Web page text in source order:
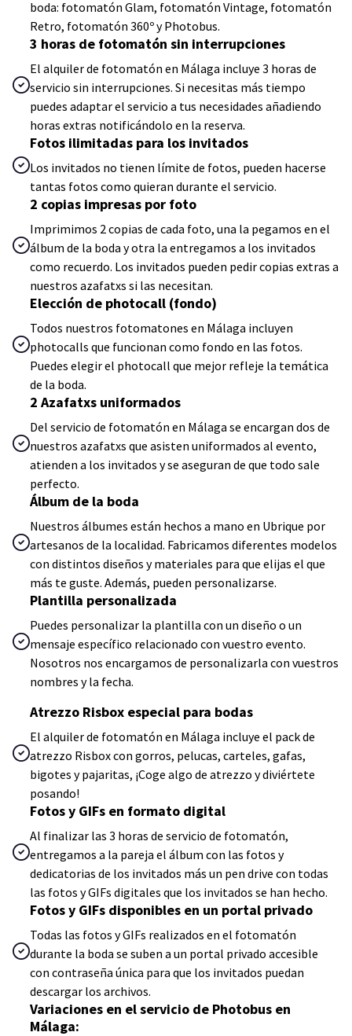
boda: fotomatón Glam, fotomatón Vintage, fotomatón
Retro, fotomatón 360º y Photobus.
3 horas de fotomatón sin interrupciones
El alquiler de fotomatón en Málaga incluye 3 horas de
servicio sin interrupciones. Si necesitas más tiempo
puedes adaptar el servicio a tus necesidades añadiendo
horas extras notificándolo en la reserva.
Fotos ilimitadas para los invitados
Los invitados no tienen límite de fotos, pueden hacerse
tantas fotos como quieran durante el servicio.
2 copias impresas por foto
Imprimimos 2 copias de cada foto, una la pegamos en el
álbum de la boda y otra la entregamos a los invitados
como recuerdo. Los invitados pueden pedir copias extras a
nuestros azafatxs si las necesitan.
Elección de photocall (fondo)
Todos nuestros fotomatones en Málaga incluyen
photocalls que funcionan como fondo en las fotos.
Puedes elegir el photocall que mejor refleje la temática
de la boda.
2 Azafatxs uniformados
Del servicio de fotomatón en Málaga se encargan dos de
nuestros azafatxs que asisten uniformados al evento,
atienden a los invitados y se aseguran de que todo sale
perfecto.
Álbum de la boda
Nuestros álbumes están hechos a mano en Ubrique por
artesanos de la localidad. Fabricamos diferentes modelos
con distintos diseños y materiales para que elijas el que
más te guste. Además, pueden personalizarse.
Plantilla personalizada
Puedes personalizar la plantilla con un diseño o un
mensaje específico relacionado con vuestro evento.
Nosotros nos encargamos de personalizarla con vuestros
nombres y la fecha.
Atrezzo Risbox especial para bodas
El alquiler de fotomatón en Málaga incluye el pack de
atrezzo Risbox con gorros, pelucas, carteles, gafas,
bigotes y pajaritas, ¡Coge algo de atrezzo y diviértete
posando!
Fotos y GIFs en formato digital
Al finalizar las 3 horas de servicio de fotomatón,
entregamos a la pareja el álbum con las fotos y
dedicatorias de los invitados más un pen drive con todas
las fotos y GIFs digitales que los invitados se han hecho.
Fotos y GIFs disponibles en un portal privado
Todas las fotos y GIFs realizados en el fotomatón
durante la boda se suben a un portal privado accesible
con contraseña única para que los invitados puedan
descargar los archivos.
Variaciones en el servicio de Photobus en
Málaga: